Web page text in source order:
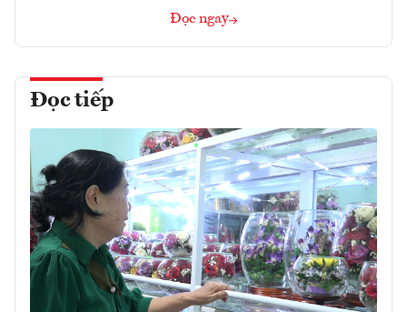
Đọc ngay
Đọc tiếp